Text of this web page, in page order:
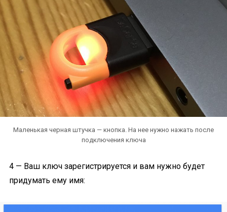
Маленькая черная штучка — кнопка. На нее нужно нажать после
подключения ключа
4 — Ваш ключ зарегистрируется и вам нужно будет
придумать ему имя: